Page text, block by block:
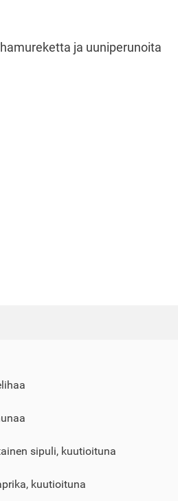
ja uuniperunoita
sipuli, kuutioituna
kuutioituna